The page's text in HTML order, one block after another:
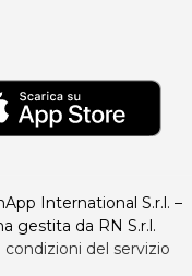
International S.r.l. –
gestita da RN S.r.l.
condizioni del servizio